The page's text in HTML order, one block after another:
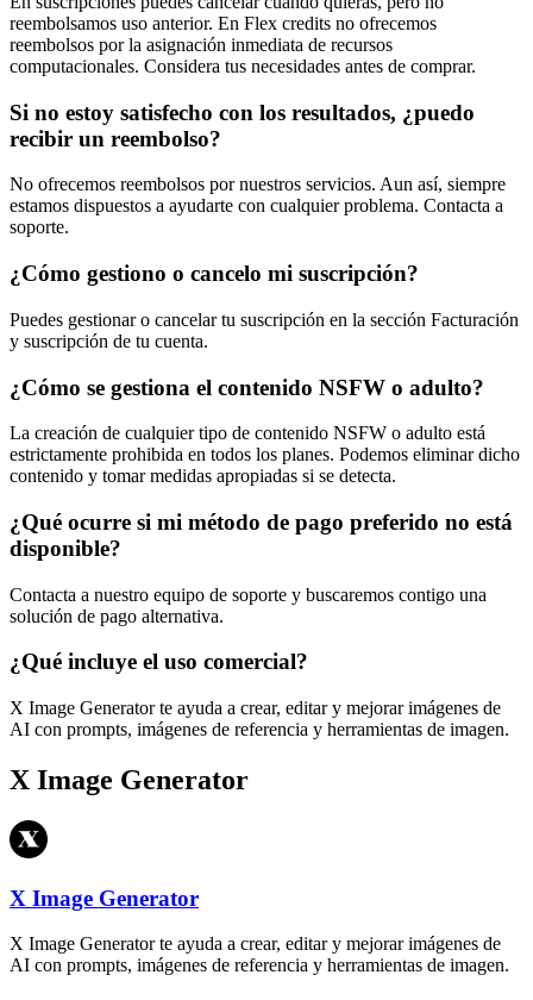
reembolsamos uso anterior. En Flex credits no ofrecemos
reembolsos por la asignación inmediata de recursos
computacionales. Considera tus necesidades antes de comprar.
Si no estoy satisfecho con los resultados, ¿puedo
recibir un reembolso?
No ofrecemos reembolsos por nuestros servicios. Aun así, siempre
estamos dispuestos a ayudarte con cualquier problema. Contacta a
soporte.
¿Cómo gestiono o cancelo mi suscripción?
Puedes gestionar o cancelar tu suscripción en la sección Facturación
y suscripción de tu cuenta.
¿Cómo se gestiona el contenido NSFW o adulto?
La creación de cualquier tipo de contenido NSFW o adulto está
estrictamente prohibida en todos los planes. Podemos eliminar dicho
contenido y tomar medidas apropiadas si se detecta.
¿Qué ocurre si mi método de pago preferido no está
disponible?
Contacta a nuestro equipo de soporte y buscaremos contigo una
solución de pago alternativa.
¿Qué incluye el uso comercial?
X Image Generator te ayuda a crear, editar y mejorar imágenes de
AI con prompts, imágenes de referencia y herramientas de imagen.
X Image Generator
X Image Generator
X Image Generator te ayuda a crear, editar y mejorar imágenes de
AI con prompts, imágenes de referencia y herramientas de imagen.